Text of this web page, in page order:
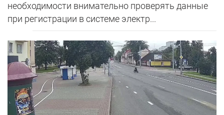
необходимости внимательно проверять данные
при регистрации в системе электр...